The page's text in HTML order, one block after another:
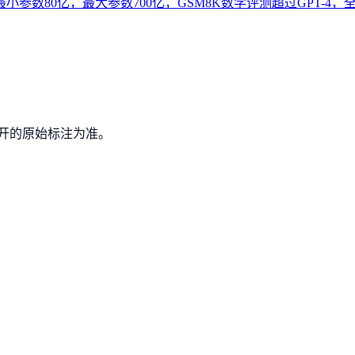
参数80亿，最大参数700亿，GSM8K数学评测超过GPT-4，全
的原始标注为准。